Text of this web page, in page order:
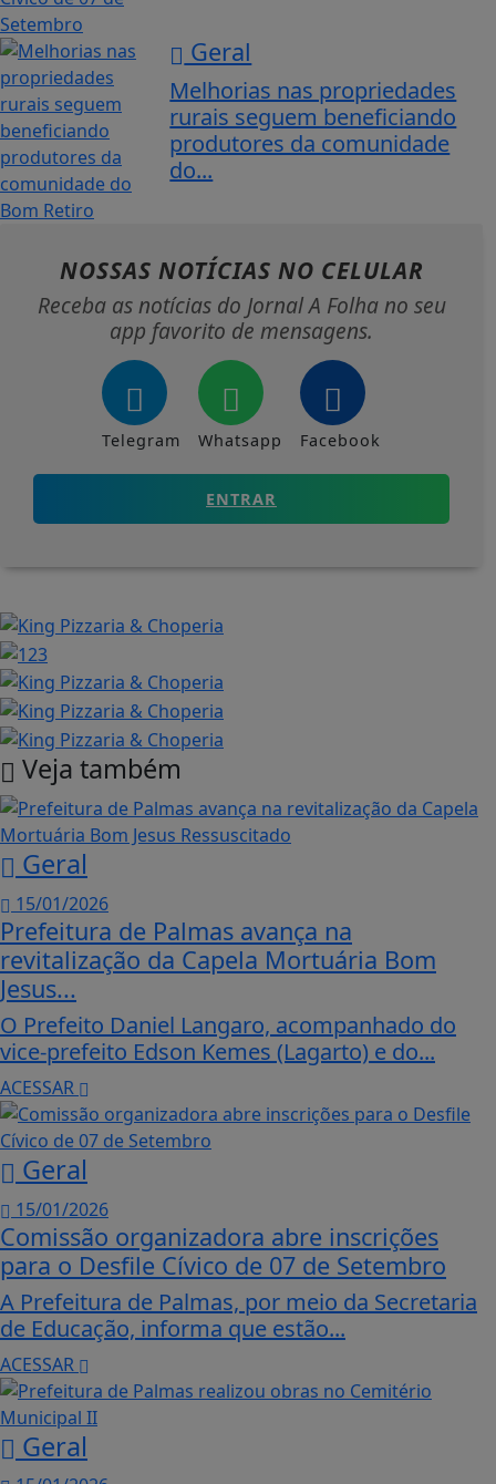
Geral
Melhorias nas propriedades
rurais seguem beneficiando
produtores da comunidade
do...
NOSSAS NOTÍCIAS NO CELULAR
Receba as notícias do Jornal A Folha no seu
app favorito de mensagens.
Telegram Whatsapp Facebook
ENTRAR
Veja também
Geral
15/01/2026
Prefeitura de Palmas avança na
revitalização da Capela Mortuária Bom
Jesus...
O Prefeito Daniel Langaro, acompanhado do
vice-prefeito Edson Kemes (Lagarto) e do...
ACESSAR
Geral
15/01/2026
Comissão organizadora abre inscrições
para o Desfile Cívico de 07 de Setembro
A Prefeitura de Palmas, por meio da Secretaria
de Educação, informa que estão...
ACESSAR
Geral